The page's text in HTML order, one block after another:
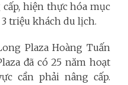
hiện thực hóa mục
triệu khách du lịch.
Plaza Hoàng Tuấn
đã có 25 năm hoạt
cần phải nâng cấp.